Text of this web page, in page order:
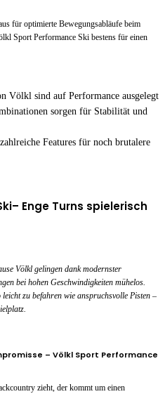
für optimierte Bewegungsabläufe beim
Sport Performance Ski bestens für einen
Völkl sind auf Performance ausgelegt
sorgen für Stabilität und
Features für noch brutalere
Enge Turns spielerisch
Völkl gelingen dank modernster
bei hohen Geschwindigkeiten mühelos.
zu befahren wie anspruchsvolle Pisten –
– Völkl Sport Performance
zieht, der kommt um einen